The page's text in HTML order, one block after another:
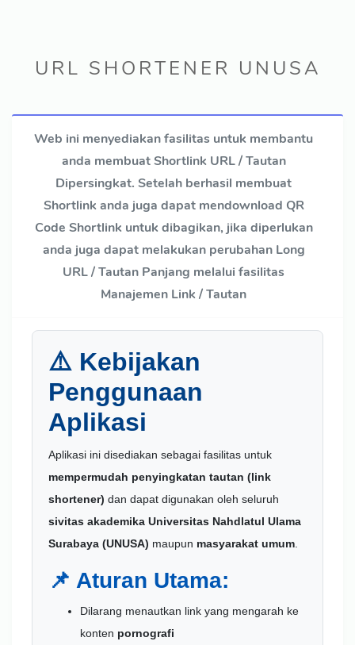
URL SHORTENER UNUSA
Web ini menyediakan fasilitas untuk membantu
anda membuat Shortlink URL / Tautan
Dipersingkat. Setelah berhasil membuat
Shortlink anda juga dapat mendownload QR
Code Shortlink untuk dibagikan, jika diperlukan
anda juga dapat melakukan perubahan Long
URL / Tautan Panjang melalui fasilitas
Manajemen Link / Tautan
⚠️ Kebijakan
Penggunaan
Aplikasi
Aplikasi ini disediakan sebagai fasilitas untuk
mempermudah penyingkatan tautan (link
shortener) dan dapat digunakan oleh seluruh
sivitas akademika Universitas Nahdlatul Ulama
Surabaya (UNUSA) maupun masyarakat umum
📌 Aturan Utama:
Dilarang menautkan link yang mengarah ke
konten pornografi